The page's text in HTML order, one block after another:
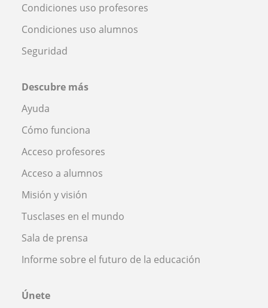
Condiciones uso profesores
Condiciones uso alumnos
Seguridad
Descubre más
Ayuda
Cómo funciona
Acceso profesores
Acceso a alumnos
Misión y visión
Tusclases en el mundo
Sala de prensa
Informe sobre el futuro de la educación
Únete